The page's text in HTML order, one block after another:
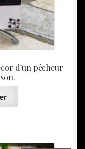
d’un pêcheur